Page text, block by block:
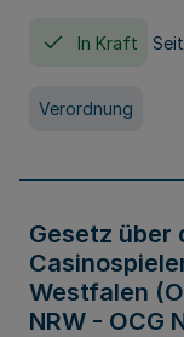
In Kraft
Verordnung
Gesetz über
Westfalen
NRW - OCG